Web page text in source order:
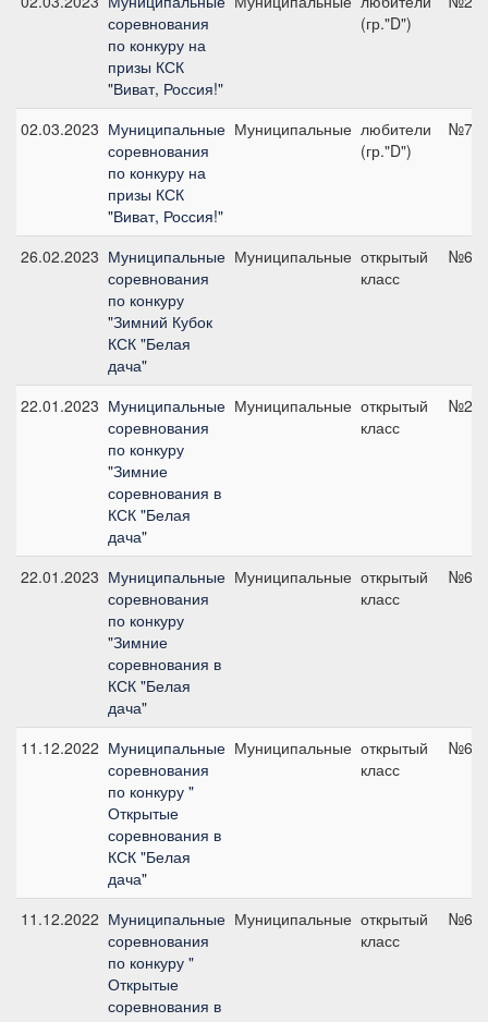
соревнования
по конкуру на
призы КСК
"Виват, Россия!"
(гр."D")
02.03.2023 Муниципальные
соревнования
по конкуру на
призы КСК
"Виват, Россия!"
Муниципальные любители
(гр."D")
№7,
26.02.2023 Муниципальные
соревнования
по конкуру
"Зимний Кубок
КСК "Белая
дача"
Муниципальные открытый
класс
№6,
22.01.2023 Муниципальные
соревнования
по конкуру
"Зимние
соревнования в
КСК "Белая
дача"
Муниципальные открытый
класс
№2,
22.01.2023 Муниципальные
соревнования
по конкуру
"Зимние
соревнования в
КСК "Белая
дача"
Муниципальные открытый
класс
№6,
11.12.2022 Муниципальные
соревнования
по конкуру "
Открытые
соревнования в
КСК "Белая
дача"
Муниципальные открытый
класс
№6,
11.12.2022 Муниципальные
соревнования
по конкуру "
Открытые
соревнования в
Муниципальные открытый
класс
№6,